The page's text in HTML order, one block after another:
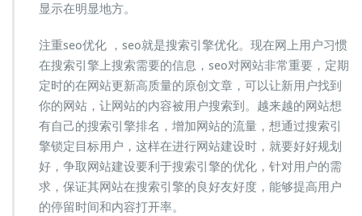
显示在明显地方。
注重seo优化 ，seo就是搜索引擎优化。现在网上用户习惯
在搜索引擎上搜索需要的信息，seo对网站非常重要，定期
定时的在网站更新高质量的原创文章，可以让新用户找到
你的网站，让网站的内容被用户搜索到。越来越的网站想
有自己的搜索引擎排名，增加网站的流量，想通过搜索引
擎锁定目标用户，这样在进行网站建设时，就要好好规划
好，争取网站建设要利于搜索引擎的优化，针对用户的需
求，保证其网站在搜索引擎的良好友好度，能够提高用户
的停留时间和内容打开率。